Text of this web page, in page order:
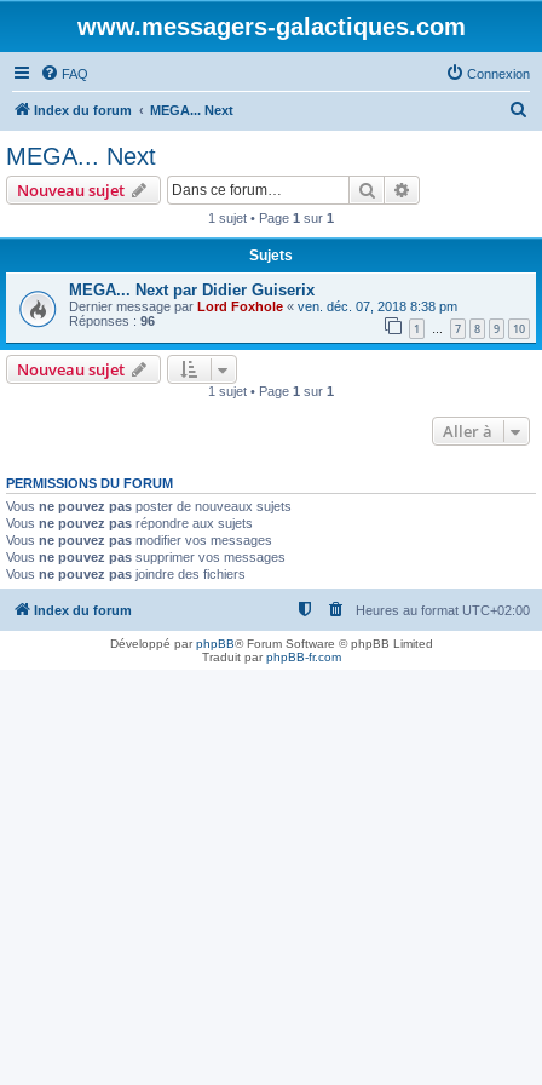
www.messagers-galactiques.com
FAQ Connexion
Index du forum MEGA... Next
e
MEGA... Next
Nouveau sujet Rechercher
1 sujet • Page 1 sur 1
Sujets
MEGA... Next par Didier Guiserix
Dernier message par Lord Foxhole « ven. déc. 07, 2018 8:38 pm
Réponses : 96 1 … 7 8 9 10
Nouveau sujet
1 sujet • Page 1 sur 1
Aller à
PERMISSIONS DU FORUM
Vous ne pouvez pas poster de nouveaux sujets
Vous ne pouvez pas répondre aux sujets
Vous ne pouvez pas modifier vos messages
Vous ne pouvez pas supprimer vos messages
Vous ne pouvez pas joindre des fichiers
Index du forum Heures au format UTC+02:00
Développé parphpBB® Forum Software © phpBB Limited
Traduit parphpBB-fr.com